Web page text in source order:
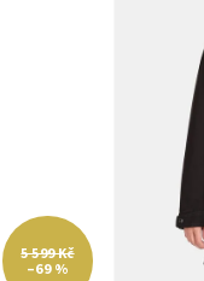
hvězdiček.
5 599 Kč
–69 %